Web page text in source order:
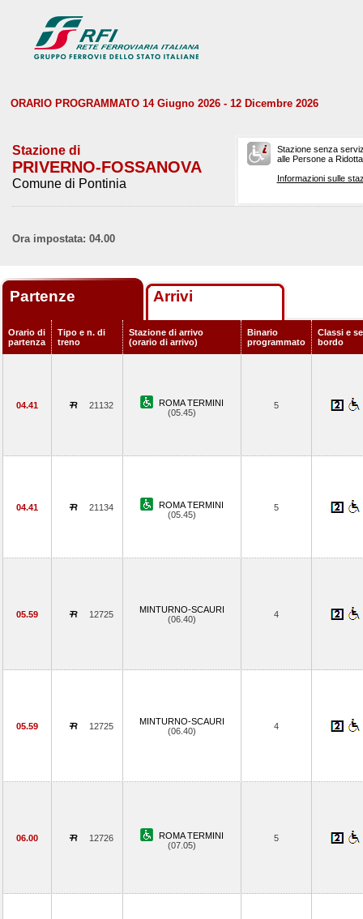
ORARIO PROGRAMMATO 14 Giugno 2026 - 12 Dicembre 2026
Stazione di
PRIVERNO-FOSSANOVA
Comune di Pontinia
Stazione senza
alle Persone a
Informazioni sulle
Ora impostata: 04.00
Partenze Arrivi
Orario di
partenza
Tipo e n. di
treno
Stazione di arrivo
(orario di arrivo)
Binario
programmato
Classi e
bordo
04.41 21132
ROMA TERMINI
(05.45)
5
04.41 21134
ROMA TERMINI
(05.45)
5
05.59 12725
MINTURNO-SCAURI
(06.40)
4
05.59 12725
MINTURNO-SCAURI
(06.40)
4
06.00 12726
ROMA TERMINI
(07.05)
5